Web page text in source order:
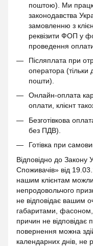
поштою). Ми
законодавства
замовленню з
реквізити ФОП у
проведення
Післяплата при
оператора (тільки
пошти).
Онлайн-оплата
оплати, клієнт
Безготівкова
без ПДВ).
Готівка при
Відповідно до Закону
Споживачів» від
нашим клієнтам
непродовольчого
не відповідає вашим
габаритами,
причин не відповідає
повернення можна
календарних днів, не